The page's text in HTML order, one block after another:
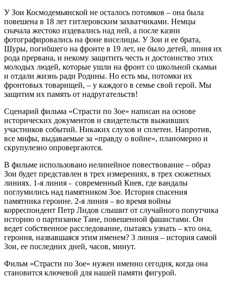
У Зои Космодемьянской не осталось потомков – она была
повешена в 18 лет гитлеровским захватчиками. Немцы
сначала жестоко издевались над ней, а после казни
фотографировались на фоне виселицы. У Зои и ее брата,
Шуры, погибшего на фронте в 19 лет, не было детей, линия их
рода прервана, и некому защитить честь и достоинство этих
молодых людей, которые ушли на фронт со школьной скамьи
и отдали жизнь ради Родины. Но есть мы, потомки их
фронтовых товарищей, – у каждого в семье свой герой. Мы
защитим их память от надругательств!
Сценарий фильма «Страсти по Зое» написан на основе
исторических документов и свидетельств выживших
участников событий. Никаких слухов и сплетен. Напротив,
все мифы, выдаваемые за «правду о войне», планомерно и
скрупулезно опровергаются.
В фильме использовано нелинейное повествование – образ
Зои будет представлен в трех измерениях, в трех сюжетных
линиях. 1-я линия - современный Киев, где вандалы
поглумились над памятником Зое. История спасения
памятника героине. 2-я линия – во время войны
корреспондент Петр Лидов слышит от случайного попутчика
историю о партизанке Тане, повешенной фашистами. Он
ведет собственное расследование, пытаясь узнать – кто она,
героиня, назвавшаяся этим именем? 3 линия – история самой
Зои, ее последних дней, часов, минут.
Фильм «Страсти по Зое» нужен именно сегодня, когда она
становится ключевой для нашей памяти фигурой.